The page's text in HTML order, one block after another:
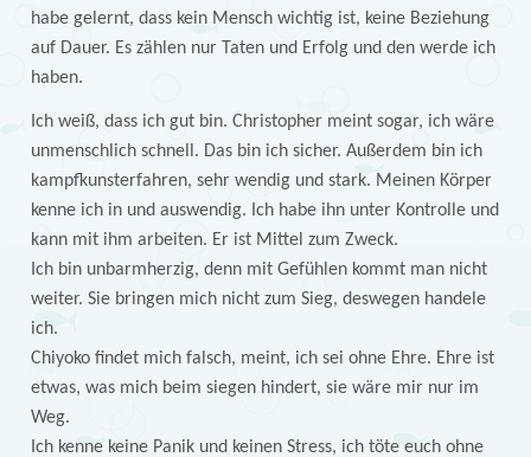
habe gelernt, dass kein Mensch wichtig ist, keine Beziehung
auf Dauer. Es zählen nur Taten und Erfolg und den werde ich
haben.
Ich weiß, dass ich gut bin. Christopher meint sogar, ich wäre
unmenschlich schnell. Das bin ich sicher. Außerdem bin ich
kampfkunsterfahren, sehr wendig und stark. Meinen Körper
kenne ich in und auswendig. Ich habe ihn unter Kontrolle und
kann mit ihm arbeiten. Er ist Mittel zum Zweck.
Ich bin unbarmherzig, denn mit Gefühlen kommt man nicht
weiter. Sie bringen mich nicht zum Sieg, deswegen handele
ich.
Chiyoko findet mich falsch, meint, ich sei ohne Ehre. Ehre ist
etwas, was mich beim siegen hindert, sie wäre mir nur im
Weg.
Ich kenne keine Panik und keinen Stress, ich töte euch ohne